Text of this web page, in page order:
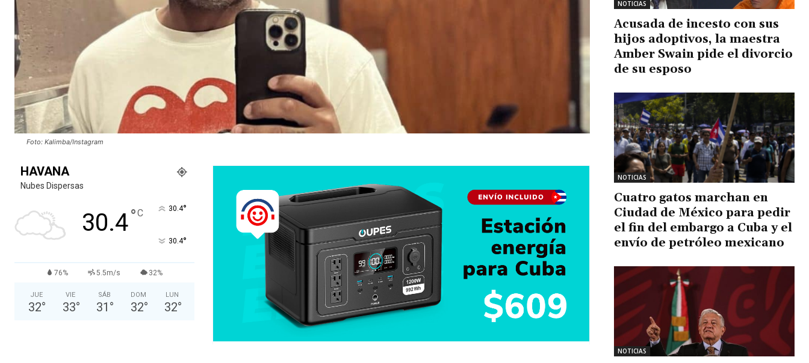
Foto: Kalimba/Instagram
HAVANA
Nubes Dispersas
30.4°C 30.4°
30.4°
76% 5.5m/s 32%
JUE
32°
VIE
33°
SÁB
31 °
DOM
32°
LUN
32°
NOTICIAS
Acusada de incesto con sus
hijos adoptivos, la maestra
Amber Swain pide el divorcio
de su esposo
NOTICIAS
Cuatro gatos marchan en
Ciudad de México para pedir
el fin del embargo a Cuba y el
envío de petróleo mexicano
NOTICIAS